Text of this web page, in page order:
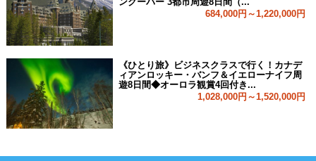
684,000円～1,220,000円
《ひとり旅》ビジネスクラスで行く！カナデ
ィアンロッキー・バンフ＆イエローナイフ周
遊8日間◆オーロラ観賞4回付き...
1,028,000円～1,520,000円